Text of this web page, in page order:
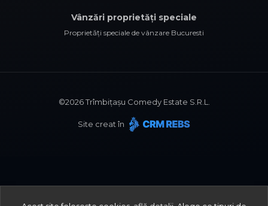
Vânzări proprietăți speciale
Proprietăți speciale de vânzare Bucuresti
©2026Trîmbițașu Comedy Estate S.R.L.
Site creat în